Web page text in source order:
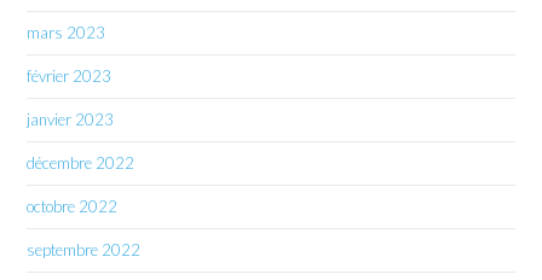
mars 2023
février 2023
janvier 2023
décembre 2022
octobre 2022
septembre 2022